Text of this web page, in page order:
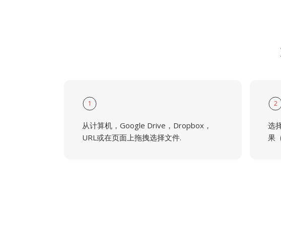
1
从计算机，Google Drive，Dropbox，
URL或在页面上拖拽选择文件.
2
选
果